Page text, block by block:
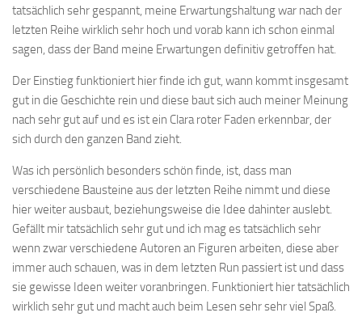
tatsächlich sehr gespannt, meine Erwartungshaltung war nach der
letzten Reihe wirklich sehr hoch und vorab kann ich schon einmal
sagen, dass der Band meine Erwartungen definitiv getroffen hat.
Der Einstieg funktioniert hier finde ich gut, wann kommt insgesamt
gut in die Geschichte rein und diese baut sich auch meiner Meinung
nach sehr gut auf und es ist ein Clara roter Faden erkennbar, der
sich durch den ganzen Band zieht.
Was ich persönlich besonders schön finde, ist, dass man
verschiedene Bausteine aus der letzten Reihe nimmt und diese
hier weiter ausbaut, beziehungsweise die Idee dahinter auslebt.
Gefällt mir tatsächlich sehr gut und ich mag es tatsächlich sehr
wenn zwar verschiedene Autoren an Figuren arbeiten, diese aber
immer auch schauen, was in dem letzten Run passiert ist und dass
sie gewisse Ideen weiter voranbringen. Funktioniert hier tatsächlich
wirklich sehr gut und macht auch beim Lesen sehr sehr viel Spaß.